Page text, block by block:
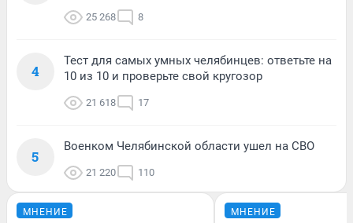
25 268 8
4
Тест для самых умных челябинцев: ответьте на
10 из 10 и проверьте свой кругозор
21 618 17
5
Военком Челябинской области ушел на СВО
21 220 110
МНЕНИЕ МНЕНИЕ